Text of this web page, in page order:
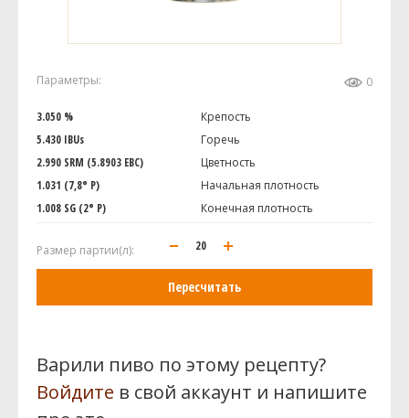
Параметры: 0
3.050 %
Крепость
5.430 IBUs
Горечь
2.990 SRM (5.8903 EBC)
Цветность
1.031 (7,8° P)
Начальная плотность
1.008 SG (2° P)
Конечная плотность
Размер партии(л):
Пересчитать
Варили пиво по этому рецепту?
Войдите в свой аккаунт и напишите